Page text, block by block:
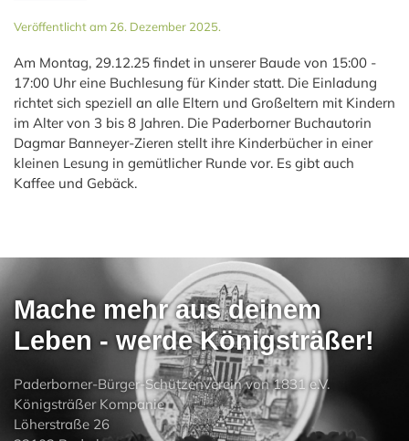
Veröffentlicht am 26. Dezember 2025.
Am Montag, 29.12.25 findet in unserer Baude von 15:00 -
17:00 Uhr eine Buchlesung für Kinder statt. Die Einladung
richtet sich speziell an alle Eltern und Großeltern mit Kindern
im Alter von 3 bis 8 Jahren. Die Paderborner Buchautorin
Dagmar Banneyer-Zieren stellt ihre Kinderbücher in einer
kleinen Lesung in gemütlicher Runde vor. Es gibt auch
Kaffee und Gebäck.
Mache mehr aus deinem
Leben - werde Königsträßer!
Paderborner-Bürger-Schützenverein von 1831 e.V.
Königsträßer Kompanie
Löherstraße 26